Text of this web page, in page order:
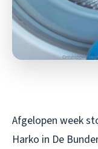
Afgelopen week
Harko in De